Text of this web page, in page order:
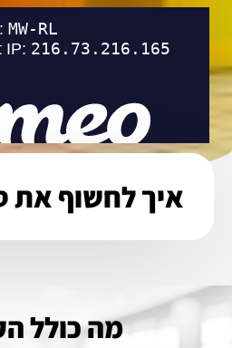
איך לחשוף את
מה כולל